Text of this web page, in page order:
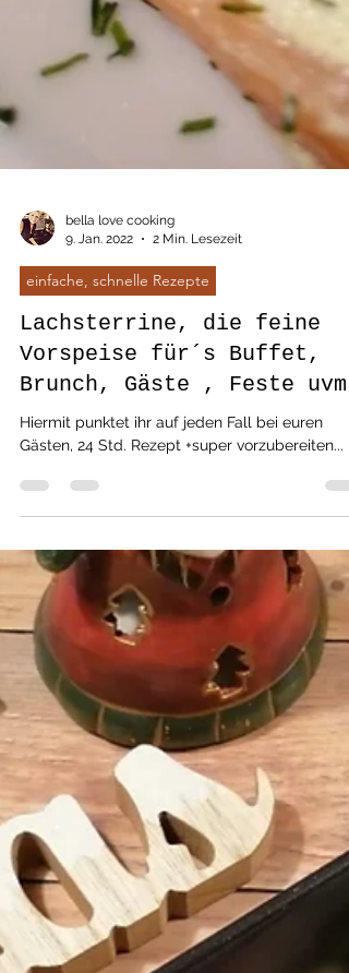
bella love cooking
9. Jan. 2022
2 Min. Lesezeit
einfache, schnelle Rezepte
Vorspeise für´s Buffet,
Brunch, Gäste , Feste uvm.
Hiermit punktet ihr auf jeden Fall bei euren
Gästen, 24 Std. Rezept +super vorzubereiten...